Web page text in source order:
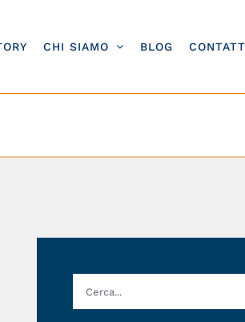
CHI SIAMO BLOG
Cerca
per: